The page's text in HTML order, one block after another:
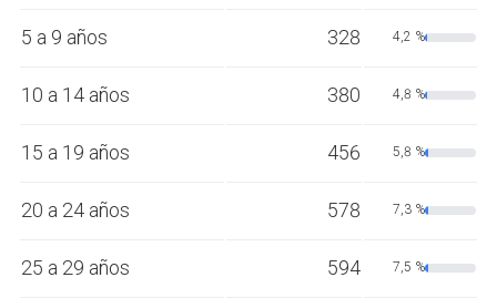
5 a 9 años 328 4,2 %
10 a 14 años 380 4,8 %
15 a 19 años 456 5,8 %
20 a 24 años 578 7,3 %
25 a 29 años 594 7,5 %